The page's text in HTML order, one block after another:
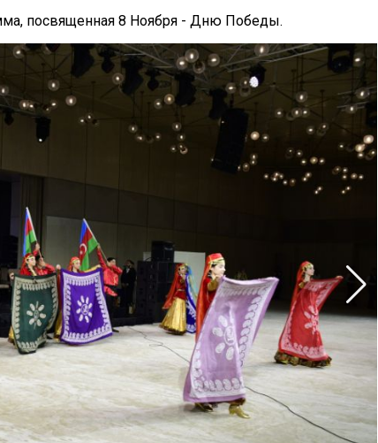
посвященная 8 Ноября - Дню Победы.